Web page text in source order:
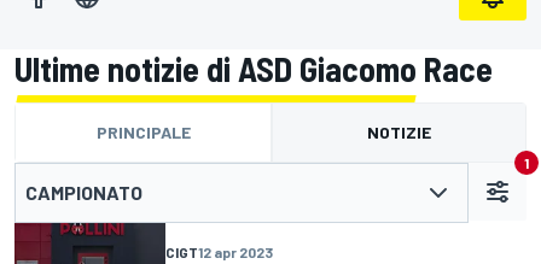
Ultime notizie di ASD Giacomo Race
PRINCIPALE NOTIZIE
CAMPIONATO
1
CIGT12 apr 2023